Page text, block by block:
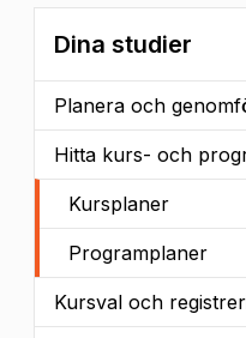
Dina studier
Planera och
Hitta kurs- och
Kursplaner
Programplaner
Kursval och